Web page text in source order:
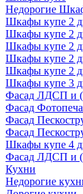
Недорогие
Шкафы купе 2
Шкафы купе 2
Шкафы купе 2
Шкафы купе 2
Шкафы купе 2
Шкафы купе 3
Фасад ЛДСП и
Фасад
Фасад
Фасад
Шкафы купе 4
Фасад ЛДСП и
Кухни
Недорогие